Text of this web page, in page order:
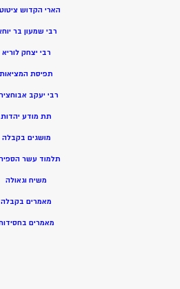
הארי הקדוש
רבי שמעון בר
רבי יצחק לוריא
תפיסת המציאות
רבי יעקב
תת מודע יהדות
מושגים בקבלה
תלמוד עשר
משיח וגאולה
מאמרים בקבלה
מאמרים